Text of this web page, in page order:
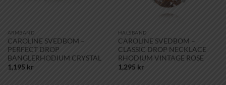
ARMBAND
CAROLINE SVEDBOM –
PERFECT DROP
BANGLERHODIUM CRYSTAL
1,195 kr
HALSBAND
CAROLINE SVEDBOM –
CLASSIC DROP NECKLACE
RHODIUM VINTAGE ROSE
1,295 kr